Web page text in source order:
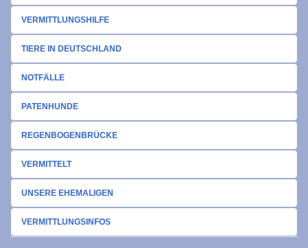
VERMITTLUNGSHILFE
TIERE IN DEUTSCHLAND
NOTFÄLLE
PATENHUNDE
REGENBOGENBRÜCKE
VERMITTELT
UNSERE EHEMALIGEN
VERMITTLUNGSINFOS